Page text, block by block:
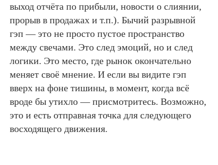
выход отчёта по прибыли, новости о слиянии,
прорыв в продажах и т.п.). Бычий разрывной
гэп — это не просто пустое пространство
между свечами. Это след эмоций, но и след
логики. Это место, где рынок окончательно
меняет своё мнение. И если вы видите гэп
вверх на фоне тишины, в момент, когда всё
вроде бы утихло — присмотритесь. Возможно,
это и есть отправная точка для следующего
восходящего движения.